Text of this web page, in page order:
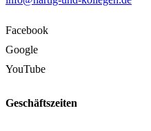
Facebook
Google
YouTube
Geschäftszeiten